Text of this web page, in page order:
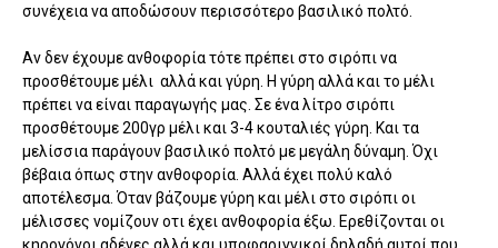
συνέχεια να αποδώσουν περισσότερο βασιλικό πολτό.
Αν δεν έχουμε ανθοφορία τότε πρέπει στο σιρόπι να
προσθέτουμε μέλι αλλά και γύρη. Η γύρη αλλά και το μέλι
πρέπει να είναι παραγωγής μας. Σε ένα λίτρο σιρόπι
προσθέτουμε 200γρ μέλι και 3-4 κουταλιές γύρη. Και τα
μελίσσια παράγουν βασιλικό πολτό με μεγάλη δύναμη. Όχι
βέβαια όπως στην ανθοφορία. Αλλά έχει πολύ καλό
αποτέλεσμα. Όταν βάζουμε γύρη και μέλι στο σιρόπι οι
μέλισσες νομίζουν οτι έχει ανθοφορία έξω. Ερεθίζονται οι
κηρογόνοι αδένες αλλά και υποφαριγγικοί δηλαδή αυτοί που